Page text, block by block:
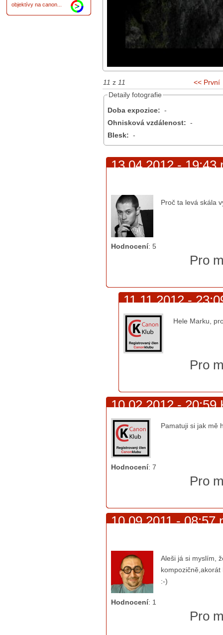
objektívy na canon...
11 z 11
<< První
Detaily fotografie
Doba expozice: -
Ohnisková vzdálenost: -
Blesk: -
13.04.2012 -
Hodnocení: 5
Proč ta levá skála
Pro
11.11.2012 -
Hele Marku,
Pro
10.02.2012 -
Hodnocení: 7
Pamatuji si jak mě
Pro
10.09.2011 - 08:57
Hodnocení: 1
Aleši já si myslím,
:-)
Pro